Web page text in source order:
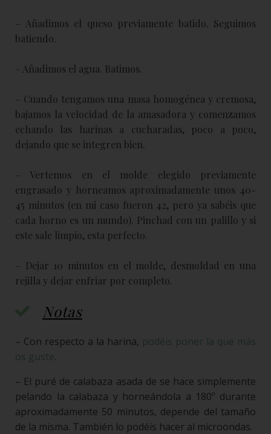
– Añadimos el queso previamente batido. Seguimos
batiendo.
– Añadimos el agua. Batimos.
– Cuando tengamos una masa homogénea y cremosa,
bajamos la velocidad de la amasadora y comenzamos
echando las harinas a cucharadas, poco a poco,
dejando que se integren bien.
– Vertemos en el molde elegido previamente
engrasado y horneamos aproximadamente unos 40-
45 minutos (en mi caso fueron 42, pero ya sabéis que
cada horno es un mundo). Pinchad con un palillo y si
este sale limpio, esta perfecto.
– Dejar 10 minutos en el molde, desmoldad en una
rejilla y dejar enfriar por completo.
Notas
– Con respecto a la harina, podéis poner la que más
os guste.
– El puré de calabaza asada de se hace simplemente
pelando la calabaza y horneándola a 180º durante
aproximadamente 50 minutos, depende del tamaño
de la misma. También lo podéis hacer al microondas.